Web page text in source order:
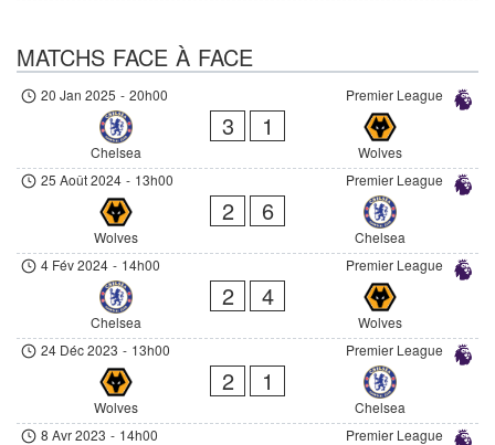
MATCHS FACE À FACE
Premier League
20 Jan 2025 - 20h00
Chelsea
3 1
Wolves
Premier League
25 Août 2024 - 13h00
Wolves
2 6
Chelsea
Premier League
4 Fév 2024 - 14h00
Chelsea
2 4
Wolves
Premier League
24 Déc 2023 - 13h00
Wolves
2 1
Chelsea
Premier League
8 Avr 2023 - 14h00